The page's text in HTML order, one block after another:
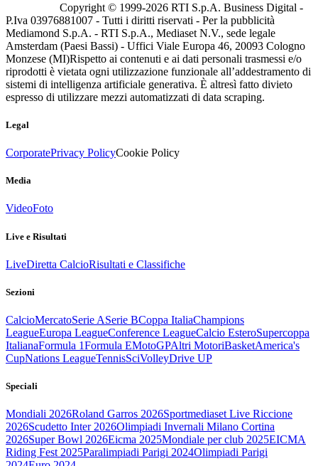
Copyright © 1999-2026 RTI S.p.A. Business Digital -
P.Iva 03976881007 - Tutti i diritti riservati - Per la pubblicità
Mediamond S.p.A. - RTI S.p.A., Mediaset N.V., sede legale
Amsterdam (Paesi Bassi) - Uffici Viale Europa 46, 20093 Cologno
Monzese (MI)Rispetto ai contenuti e ai dati personali trasmessi e/o
riprodotti è vietata ogni utilizzazione funzionale all’addestramento di
sistemi di intelligenza artificiale generativa. È altresì fatto divieto
espresso di utilizzare mezzi automatizzati di data scraping.
Legal
CorporatePrivacy PolicyCookie Policy
Media
VideoFoto
Live e Risultati
LiveDiretta CalcioRisultati e Classifiche
Sezioni
CalcioMercatoSerie ASerie BCoppa ItaliaChampions
LeagueEuropa LeagueConference LeagueCalcio EsteroSupercoppa
ItalianaFormula 1Formula EMotoGPAltri MotoriBasketAmerica's
CupNations LeagueTennisSciVolleyDrive UP
Speciali
Mondiali 2026Roland Garros 2026Sportmediaset Live Riccione
2026Scudetto Inter 2026Olimpiadi Invernali Milano Cortina
2026Super Bowl 2026Eicma 2025Mondiale per club 2025EICMA
Riding Fest 2025Paralimpiadi Parigi 2024Olimpiadi Parigi